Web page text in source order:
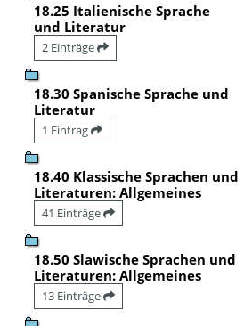
18.25 Italienische Sprache
und Literatur
2 Einträge
18.30 Spanische Sprache und
Literatur
1 Eintrag
18.40 Klassische Sprachen und
Literaturen: Allgemeines
41 Einträge
18.50 Slawische Sprachen und
Literaturen: Allgemeines
13 Einträge